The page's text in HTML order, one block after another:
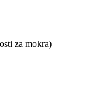
za mokra)